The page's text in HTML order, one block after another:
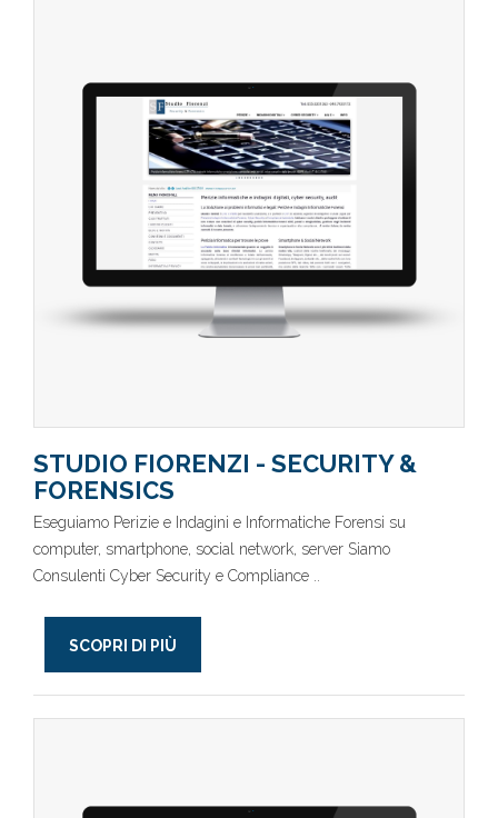
STUDIO FIORENZI - SECURITY &
FORENSICS
Eseguiamo Perizie e Indagini e Informatiche Forensi su
computer, smartphone, social network, server Siamo
Consulenti Cyber Security e Compliance ..
SCOPRI DI PIÙ